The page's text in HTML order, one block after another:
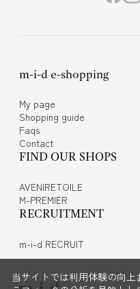
m-i-d e-shopping
My page
Shopping guide
Faqs
Contact
FIND OUR SHOPS
AVENIRETOILE
M-PREMIER
RECRUITMENT
m-i-d RECRUIT
当サイトでは利用体験の向